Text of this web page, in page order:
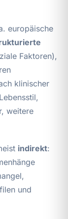
europäische
Faktoren),
klinischer
weitere
indirekt:
und